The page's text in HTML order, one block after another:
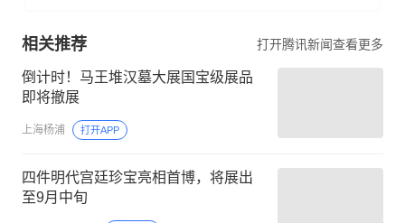
相关推荐 打开腾讯新闻查看更多
倒计时！马王堆汉墓大展国宝级展品
即将撤展
上海杨浦 打开APP
四件明代宫廷珍宝亮相首博，将展出
至9月中旬